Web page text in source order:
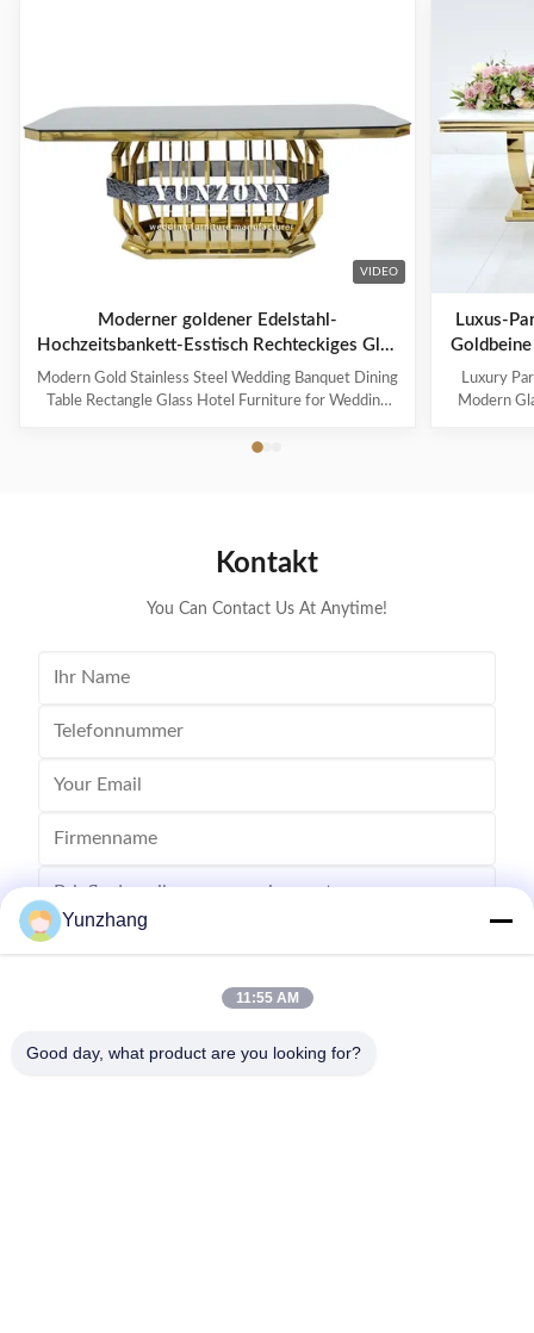
VIDEO
Moderner goldener Edelstahl-
Hochzeitsbankett-Esstisch Rechteckiges Glas
Hotelmöbel für Hochzeitstische und
Vermietungen
Modern Gold Stainless Steel Wedding Banquet Dining
Table Rectangle Glass Hotel Furniture for Wedding
Information Product specification Dear customer,
Luxus-
Luxury
Modern
Kontakt
You Can Contact Us At Anytime!
Yunzhang
11:55 AM
Good day, what product are you looking for?